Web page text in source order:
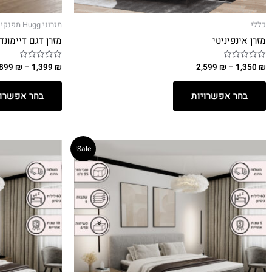
כללי
מזרן אינפיניטי
דורג
מתוך
1,350 ₪
–
2,599 ₪
בחר אפשרויות
מזרוני Hugg מפנקים
מזרן דגם דיימונד
דורג
מתוך
1,399 ₪
–
₪
בחר
Sale!